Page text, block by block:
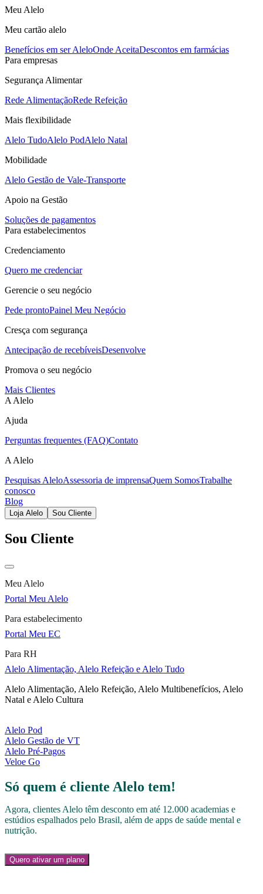
Meu Alelo
Meu cartão alelo
Benefícios em ser AleloOnde AceitaDescontos em farmácias
Para empresas
Segurança Alimentar
Rede AlimentaçãoRede Refeição
Mais flexibilidade
Alelo TudoAlelo PodAlelo Natal
Mobilidade
Alelo Gestão de Vale-Transporte
Apoio na Gestão
Soluções de pagamentos
Para estabelecimentos
Credenciamento
Quero me credenciar
Gerencie o seu negócio
Pede prontoPainel Meu Negócio
Cresça com segurança
Antecipação de recebíveisDesenvolve
Promova o seu negócio
Mais Clientes
A Alelo
Ajuda
Perguntas frequentes (FAQ)Contato
A Alelo
Pesquisas AleloAssessoria de imprensaQuem SomosTrabalhe
conosco
Blog
Loja Alelo Sou Cliente
Sou Cliente
Meu Alelo
Portal Meu Alelo
Para estabelecimento
Portal Meu EC
Para RH
Alelo Alimentação, Alelo Refeição e Alelo Tudo
Alelo Alimentação, Alelo Refeição, Alelo Multibenefícios, Alelo
Natal e Alelo Cultura
Alelo Pod
Alelo Gestão de VT
Alelo Pré-Pagos
Veloe Go
Só quem é cliente Alelo tem!
Agora, clientes Alelo têm desconto em até 12.000 academias e
estúdios espalhados pelo Brasil, além de apps de saúde mental e
nutrição.
Quero ativar um plano